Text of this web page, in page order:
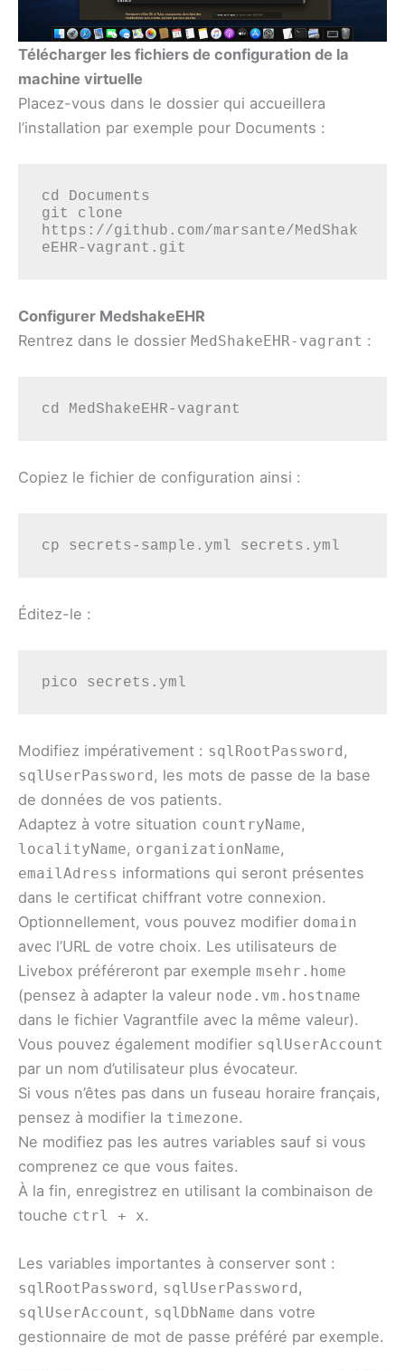
Télécharger les fichiers de configuration de la
machine virtuelle
Placez-vous dans le dossier qui accueillera
l’installation par exemple pour Documents :
cd Documents
git clone
https://github.com/marsante/MedShak
eEHR-vagrant.git
Configurer MedshakeEHR
Rentrez dans le dossier MedShakeEHR-vagrant :
cd MedShakeEHR-vagrant
Copiez le fichier de configuration ainsi :
cp secrets-sample.yml secrets.yml
Éditez-le :
pico secrets.yml
Modifiez impérativement : sqlRootPassword ,
sqlUserPassword , les mots de passe de la base
de données de vos patients.
Adaptez à votre situation countryName,
localityName, organizationName,
emailAdress informations qui seront présentes
dans le certificat chiffrant votre connexion.
Optionnellement, vous pouvez modifier domain
avec l’URL de votre choix. Les utilisateurs de
Livebox préféreront par exemple msehr.home
(pensez à adapter la valeur node.vm.hostname
dans le fichier Vagrantfile avec la même valeur).
Vous pouvez également modifier sqlUserAccount
par un nom d’utilisateur plus évocateur.
Si vous n’êtes pas dans un fuseau horaire français,
pensez à modifier la timezone.
Ne modifiez pas les autres variables sauf si vous
comprenez ce que vous faites.
À la fin, enregistrez en utilisant la combinaison de
touche ctrl + x.
Les variables importantes à conserver sont :
sqlRootPassword , sqlUserPassword ,
sqlUserAccount , sqlDbName dans votre
gestionnaire de mot de passe préféré par exemple.